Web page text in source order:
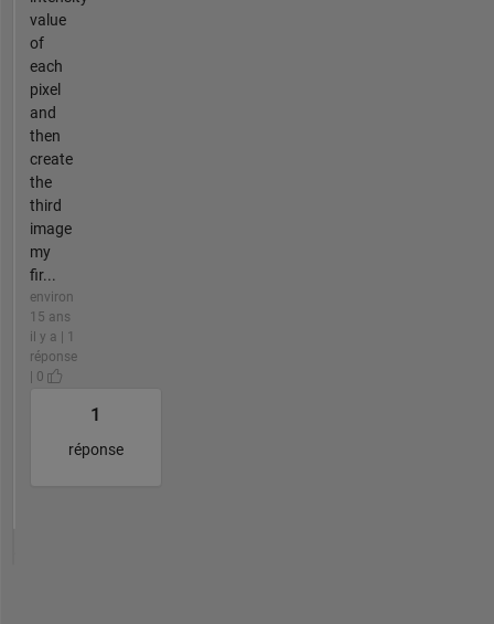
value
of
each
pixel
and
then
create
the
third
image
my
fir...
environ
15 ans
il y a | 1
réponse
| 0
1
réponse